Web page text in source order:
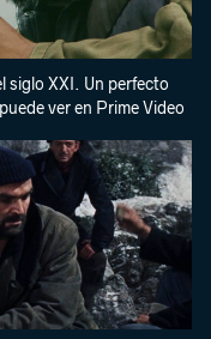
siglo XXI. Un perfecto
ver en Prime Video